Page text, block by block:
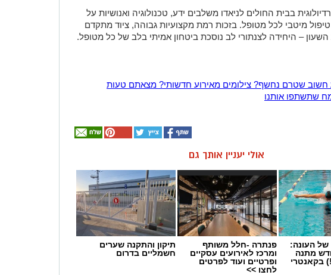
בבית החולים לניאדו משלבים ידע, טכנולוגיה ואנושיות על
מיטבי לכל מטופל. בזכות רמת מקצועיות גבוהה, ציוד מתקדם
השעון – היחידה לצנתורי לב נוסכת ביטחון אמיתי בלב של כל מטופל.
חשוב שטרם נחשף? צילומים מאירוע חדשותי? מצאתם טעות
שתשתפו אותנו
אולי יעניין אותך גם
העונה:
מתנה
בקאנטרי
פנתרה -חלל משותף
ומרכז לאירועים עסקיים
ופרטיים ועוד לפרטים
לחצו >>
תיקון והתקנה שערים
חשמליים בדרום